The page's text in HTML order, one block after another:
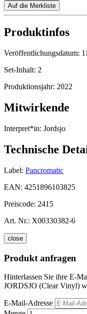
Auf die Merkliste
Produktinfos
Veröffentlichungsdatum:
Set-Inhalt: 2
Produktionsjahr: 2022
Mitwirkende
Interpret*in: Jordsjo
Technische
Label: Pancromatic
EAN: 4251896103825
Preiscode: 2415
Art. Nr.: X00330382-6
close
Produkt anfragen
Hinterlassen Sie ihre E-
JORDSJO (Clear Vinyl)
E-Mail-Adresse